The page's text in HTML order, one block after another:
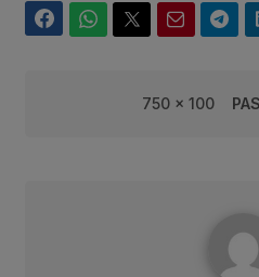
750 x 100